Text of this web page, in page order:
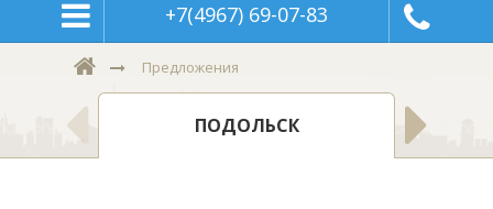
+7(4967) 69-07-83
Предложения
ПОДОЛЬСК